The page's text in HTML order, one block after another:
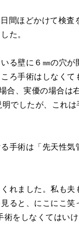
間ほどかけて検査
た。
る壁に６㎜の穴
ろ手術はしなくて
合、実優の場合は
でしたが、これ
手術は「先天性気
れました。私も
ると、にこにこ笑
をしなくてはい